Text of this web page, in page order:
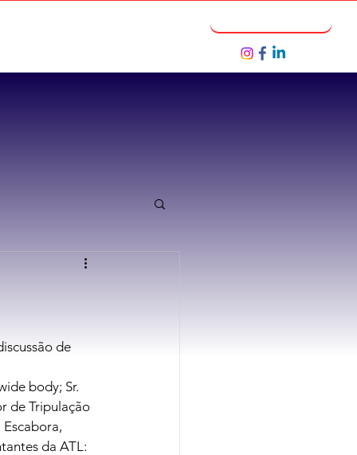
body; Sr.
de Tripulação
da ATL: